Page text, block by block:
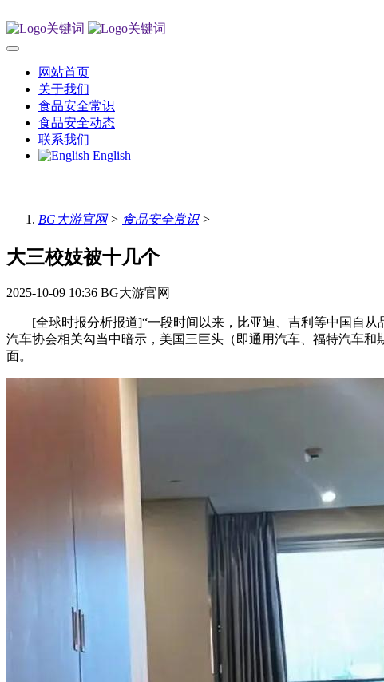
网站首页
关于我们
食品安全常识
食品安全动态
联系我们
English
BG大游官网> 食品安全常识>
大三校妓被十几个
2025-10-09 10:36 BG大游官网
[全球时报分析报道]“一段时间以来，比亚迪、吉利等中国自从
汽车协会相关勾当中暗示，美国三巨头（即通用汽车、福特汽车
面。